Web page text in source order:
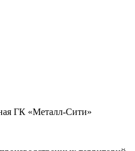
ГК «Металл-Сити»